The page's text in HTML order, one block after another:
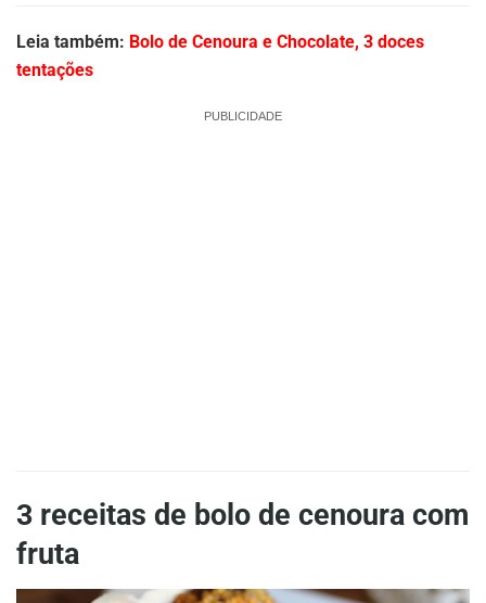
Leia também: Bolo de Cenoura e Chocolate, 3 doces
tentações
PUBLICIDADE
3 receitas de bolo de cenoura com
fruta